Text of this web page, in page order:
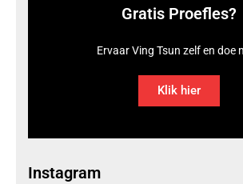
Gratis Proefles?
Ervaar Ving Tsun zelf en doe
Klik hier
Instagram